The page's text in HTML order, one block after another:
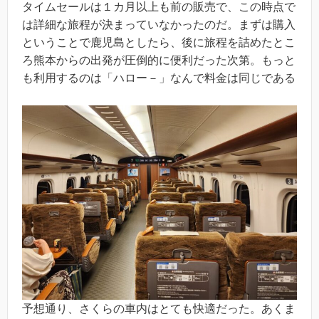
タイムセールは１カ月以上も前の販売で、この時点で
は詳細な旅程が決まっていなかったのだ。まずは購入
ということで鹿児島としたら、後に旅程を詰めたとこ
ろ熊本からの出発が圧倒的に便利だった次第。もっと
も利用するのは「ハロー－」なんで料金は同じである
予想通り、さくらの車内はとても快適だった。あくま